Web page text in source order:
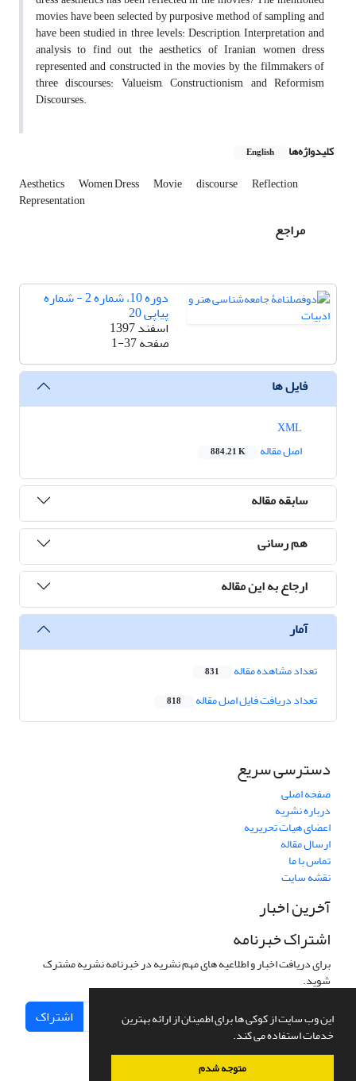
این وب سایت از کوکی ها برای اطمینان از ارائه بهترین
خدمات استفاده می کند.
متوجه شدم
movies have been selected by purposive method of sampling and
have been studied in three levels: Description, Interpretation and
analysis to find out the aesthetics of Iranian women dress
represented and constructed in the movies by the filmmakers of
three discourses: Valueism, Constructionism and Reformism
Discourses.
کلیدواژه‌ها English
Aesthetics Women Dress Movie discourse Reflection
Representation
مراجع
دوره 10، شماره 2 - شماره
پیاپی 20
اسفند 1397
صفحه1-37
فایل ها
اصل مقاله
884.21 K
سابقه مقاله
هم رسانی
ارجاع به این مقاله
آمار
تعداد مشاهده مقاله 831
تعداد دریافت فایل اصل مقاله 818
دسترسی سریع
صفحه اصلی
درباره نشریه
اعضای هیات تحریریه
ارسال مقاله
تماس با ما
نقشه سایت
آخرین اخبار
اشتراک خبرنامه
برای دریافت اخبار و اطلاعیه های مهم نشریه در خبرنامه نشریه مشترک
شوید.
اشتراک